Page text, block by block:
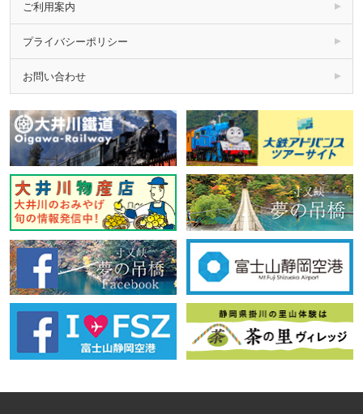
ご利用案内
プライバシーポリシー
お問い合わせ